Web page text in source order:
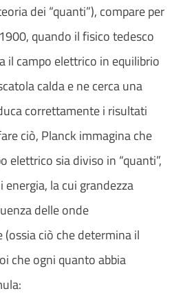
dei “quanti”), compare per
quando il fisico tedesco
il campo elettrico in equilibrio
calda e ne cerca una
correttamente i risultati
ciò, Planck immagina che
elettrico sia diviso in “quanti”,
la cui grandezza
delle onde
ciò che determina il
che ogni quanto abbia